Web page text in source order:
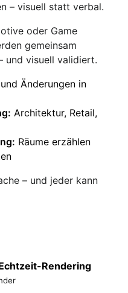
– visuell statt verbal.
oder Game
gemeinsam
und visuell validiert.
Änderungen in
Architektur, Retail,
Räume erzählen
– und jeder kann
Rendering